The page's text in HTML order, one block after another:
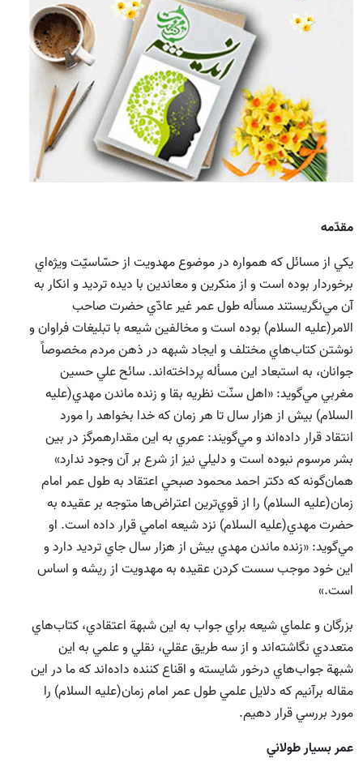
مقدّمه
يكي از مسائل كه همواره در موضوع مهدويت از حسّاسيّت ويژه‌اي
برخوردار بوده است و از منكرين و معاندين‌ با ديده ترديد و انكار به
آن مي‌نگريستند مسأله طول عمر غير عادّي حضرت صاحب
الامر(علیه السلام) بوده است و مخالفين شيعه با تبليغات فراوان و
نوشتن كتاب‌هاي مختلف و ايجاد شبهه در ذهن مردم مخصوصاً
جوانان، به استبعاد اين مسأله پرداخته‌اند. سائح علي حسين
مغربي مي‌گويد: «اهل سنّت نظريه بقا و زنده ماندن مهدي(علیه
السلام) بيش از هزار سال تا هر زمان كه خدا بخواهد را مورد
انتقاد قرار داده‌اند و مي‌گويند: عمري به اين مقدارهمرگز در بين
بشر مرسوم نبوده است و دليلي نيز از شرع بر آن وجود ندارد»
همان‌گونه كه دكتر احمد محمود صبحي اعتقاد به طول عمر امام
زمان(علیه السلام) را از قوي‌ترين اعتراض‌ها متوجه بر عقيده به
حضرت مهدي(علیه السلام) نزد شيعه امامي قرار داده است. او
مي‌گويد: «زنده ماندن مهدي بيش از هزار سال جاي ترديد دارد و
اين خود موجب سست كردن عقيده به مهدويت از ريشه و اساس
است.»
بزرگان و علماي شيعه براي جواب به اين شبهة اعتقادي، كتاب‌هاي
متعددي نگاشته‌اند و از سه طريق عقلي، نقلي و علمي به اين
شبهة جواب‌هاي درخور شايسته و اقناع كننده داده‌اند كه ما در اين
مقاله برآنيم كه دلايل علمي طول عمر امام زمان(علیه السلام) را
مورد بررسي قرار دهيم.
عمر بسيار طولاني